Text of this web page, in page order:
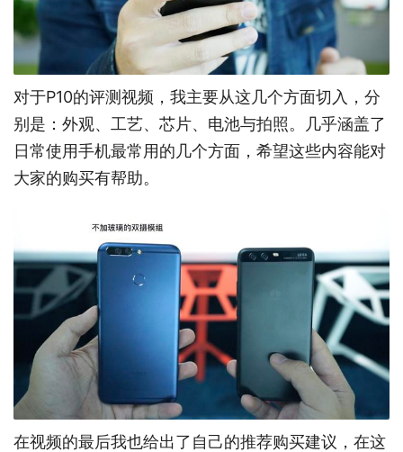
对于P10的评测视频，我主要从这几个方面切入，分
别是：外观、工艺、芯片、电池与拍照。几乎涵盖了
日常使用手机最常用的几个方面，希望这些内容能对
大家的购买有帮助。
在视频的最后我也给出了自己的推荐购买建议，在这